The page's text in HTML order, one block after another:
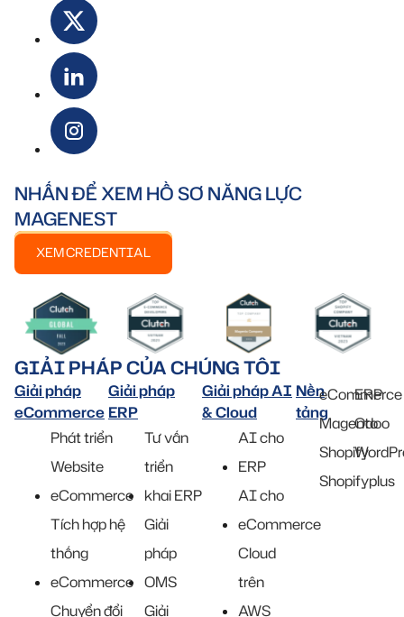
NHẤN ĐỂ XEM HỒ SƠ NĂNG LỰC
MAGENEST
XEM CREDENTIAL
GIẢI PHÁP CỦA CHÚNG TÔI
Giải pháp
eCommerce
Phát triển
Website
eCommerce
Tích hợp hệ
thống
eCommerce
Chuyển đổi
Giải pháp
ERP
Tư vấn
triển
khai ERP
Giải
pháp
OMS
Giải
Giải pháp AI
& Cloud
AI cho
ERP
AI cho
eCommerce
Cloud
trên
AWS
Nền
tảng
eCommerce
Magento
Shopify
Shopifyplus
ERP
Odoo